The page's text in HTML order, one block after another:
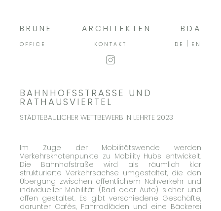
BRUNE ARCHITEKTEN BDA
OFFICE KONTAKT DE EN
BAHNHOFSSTRASSE UND
RATHAUSVIERTEL
STÄDTEBAULICHER WETTBEWERB IN LEHRTE 2023
Im Zuge der Mobilitätswende werden
Verkehrsknotenpunkte zu Mobility Hubs entwickelt.
Die Bahnhofstraße wird als räumlich klar
strukturierte Verkehrsachse umgestaltet, die den
Übergang zwischen öffentlichem Nahverkehr und
individueller Mobilität (Rad oder Auto) sicher und
offen gestaltet. Es gibt verschiedene Geschäfte,
darunter Cafés, Fahrradläden und eine Bäckerei